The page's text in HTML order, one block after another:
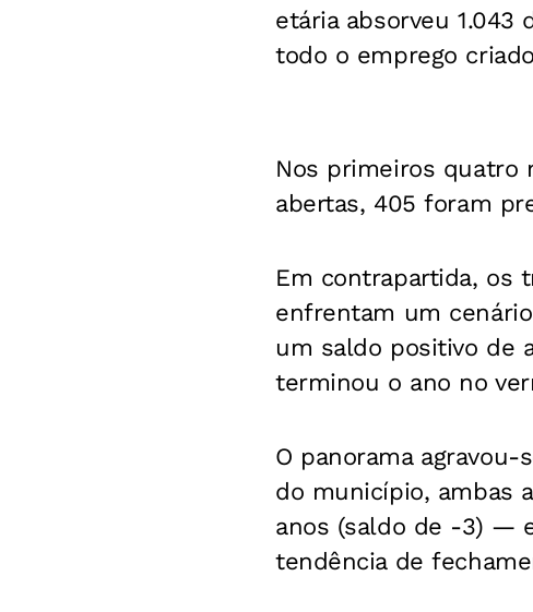
etária absorveu 1.043
todo o emprego
Nos primeiros quatro
abertas, 405 foram
Em contrapartida, os
enfrentam um
um saldo positivo de
terminou o ano no
O panorama
do município, ambas
anos (saldo de -3) —
tendência de